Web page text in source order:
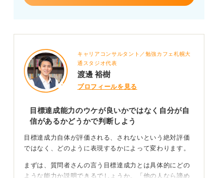
キャリアコンサルタント／勉強カフェ札幌大
通スタジオ代表
渡邊 裕樹
プロフィールを見る
目標達成能力のウケが良いかではなく自分が自
信があるかどうかで判断しよう
目標達成力自体が評価される、されないという絶対評価
ではなく、どのように表現するかによって変わります。
まずは、質問者さんの言う目標達成力とは具体的にどの
ような能力か説明できるでしょうか。「他の人なら諦め